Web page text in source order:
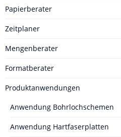
Papierberater
Zeitplaner
Mengenberater
Formatberater
Produktanwendungen
Anwendung Bohrlochschemen
Anwendung Hartfaserplatten